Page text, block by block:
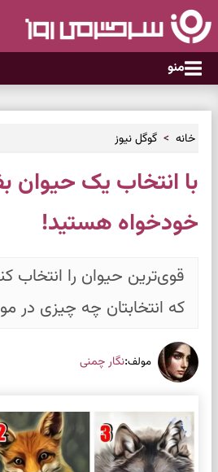
منو
خانه گوگل نیوز
با انتخاب یک حیوان
خودخواه هستید!
قوی‌ترین حیوان را انتخاب
که انتخابتان چه چیزی در
مولف:نگار چمنی